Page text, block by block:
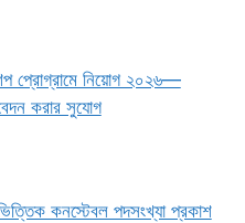
প্রোগ্রামে নিয়োগ ২০২৬—
করার সুযোগ
কনস্টেবল পদসংখ্যা প্রকাশ